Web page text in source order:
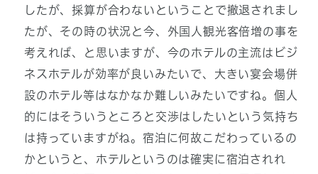
したが、採算が合わないということで撤退されまし
たが、その時の状況と今、外国人観光客倍増の事を
考えれば、と思いますが、今のホテルの主流はビジ
ネスホテルが効率が良いみたいで、大きい宴会場併
設のホテル等はなかなか難しいみたいですね。個人
的にはそういうところと交渉はしたいという気持ち
は持っていますがね。宿泊に何故こだわっているの
かというと、ホテルというのは確実に宿泊されれ